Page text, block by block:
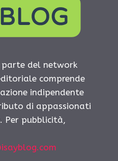
parte del network
comprende
indipendente
di appassionati
Per pubblicità,